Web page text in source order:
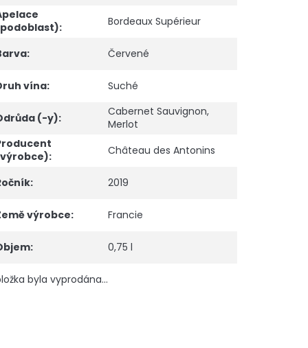
: Bordeaux Supérieur
: Červené
vína: Suché
(-y): Cabernet Sauvignon,
Merlot
: Château des Antonins
: 2019
výrobce: Francie
: 0,75 l
byla vyprodána…